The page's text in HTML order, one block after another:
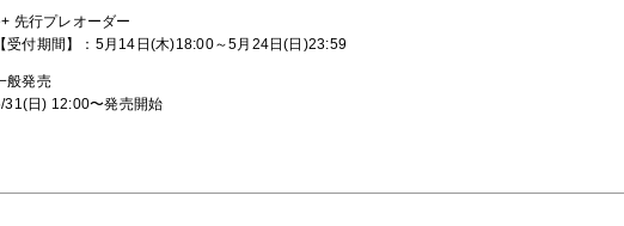
先行プレオーダー
受付期間】：5月14日(木)18:00～5月24日(日)23:59
般発売
31(日) 12:00〜発売開始